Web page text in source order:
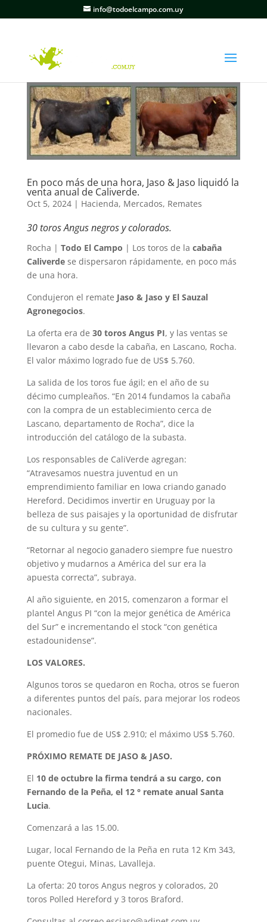
info@todoelcampo.com.uy
En poco más de una hora, Jaso & Jaso liquidó la
venta anual de Caliverde.
Oct 5, 2024| Hacienda, Mercados, Remates
30 toros Angus negros y colorados.
Rocha | Todo El Campo | Los toros de la cabaña
Caliverdese dispersaron rápidamente, en poco más
de una hora.
Condujeron el remate Jaso & Jaso y El Sauzal
Agronegocios.
La oferta era de 30 toros Angus PI, y las ventas se
llevaron a cabo desde la cabaña, en Lascano, Rocha.
El valor máximo logrado fue de US$ 5.760.
La salida de los toros fue ágil; en el año de su
décimo cumpleaños. “En 2014 fundamos la cabaña
con la compra de un establecimiento cerca de
Lascano, departamento de Rocha”, dice la
introducción del catálogo de la subasta.
Los responsables de CaliVerde agregan:
“Atravesamos nuestra juventud en un
emprendimiento familiar en Iowa criando ganado
Hereford. Decidimos invertir en Uruguay por la
belleza de sus paisajes y la oportunidad de disfrutar
de su cultura y su gente”.
“Retornar al negocio ganadero siempre fue nuestro
objetivo y mudarnos a América del sur era la
apuesta correcta”, subraya.
Al año siguiente, en 2015, comenzaron a formar el
plantel Angus PI “con la mejor genética de América
del Sur” e incrementando el stock “con genética
estadounidense”.
LOS VALORES.
Algunos toros se quedaron en Rocha, otros se fueron
a diferentes puntos del país, para mejorar los rodeos
nacionales.
El promedio fue de US$ 2.910; el máximo US$ 5.760.
PRÓXIMO REMATE DE JASO & JASO.
El 10 de octubre la firma tendrá a su cargo, con
Fernando de la Peña, el 12 ° remate anual Santa
Lucia.
Comenzará a las 15.00.
Lugar, local Fernando de la Peña en ruta 12 Km 343,
puente Otegui, Minas, Lavalleja.
La oferta: 20 toros Angus negros y colorados, 20
toros Polled Hereford y 3 toros Braford.